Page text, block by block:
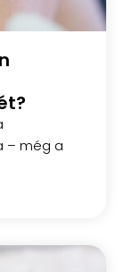
– még a